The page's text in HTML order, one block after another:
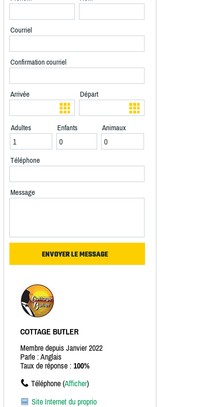
Courriel
Confirmation courriel
Arrivée Départ
Adultes Enfants Animaux
Téléphone
Message
COTTAGE BUTLER
Membre depuis Janvier 2022
Parle : Anglais
Taux de réponse : 100%
Téléphone (Afficher)
Site Internet du proprio